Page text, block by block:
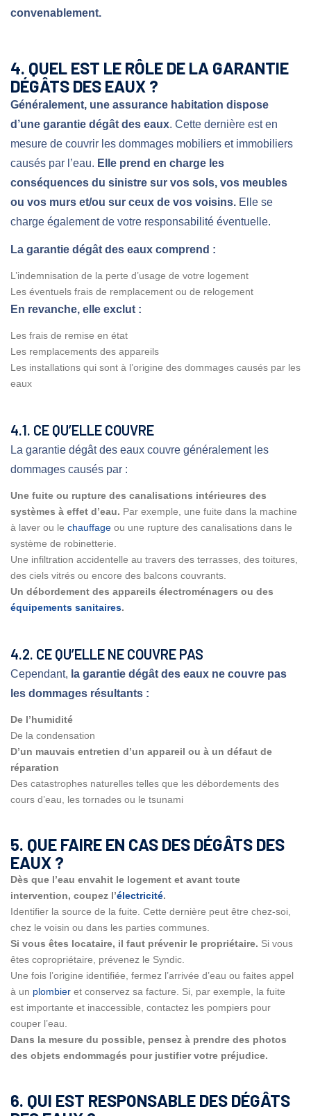
convenablement.
4. QUEL EST LE RÔLE DE LA GARANTIE
DÉGÂTS DES EAUX ?
Généralement, une assurance habitation dispose
d’une garantie dégât des eaux. Cette dernière est en
mesure de couvrir les dommages mobiliers et immobiliers
causés par l’eau. Elle prend en charge les
conséquences du sinistre sur vos sols, vos meubles
ou vos murs et/ou sur ceux de vos voisins. Elle se
charge également de votre responsabilité éventuelle.
La garantie dégât des eaux comprend :
L’indemnisation de la perte d’usage de votre logement
Les éventuels frais de remplacement ou de relogement
En revanche, elle exclut :
Les frais de remise en état
Les remplacements des appareils
Les installations qui sont à l’origine des dommages causés par les
eaux
4.1. CE QU’ELLE COUVRE
La garantie dégât des eaux couvre généralement les
dommages causés par :
Une fuite ou rupture des canalisations intérieures des
systèmes à effet d’eau. Par exemple, une fuite dans la machine
à laver ou le chauffage ou une rupture des canalisations dans le
système de robinetterie.
Une infiltration accidentelle au travers des terrasses, des toitures,
des ciels vitrés ou encore des balcons couvrants.
Un débordement des appareils électroménagers ou des
équipements sanitaires.
4.2. CE QU’ELLE NE COUVRE PAS
Cependant, la garantie dégât des eaux ne couvre pas
les dommages résultants :
De l’humidité
De la condensation
D’un mauvais entretien d’un appareil ou à un défaut de
réparation
Des catastrophes naturelles telles que les débordements des
cours d’eau, les tornades ou le tsunami
5. QUE FAIRE EN CAS DES DÉGÂTS DES
EAUX ?
Dès que l’eau envahit le logement et avant toute
intervention, coupez l’électricité.
Identifier la source de la fuite. Cette dernière peut être chez-soi,
chez le voisin ou dans les parties communes.
Si vous êtes locataire, il faut prévenir le propriétaire. Si vous
êtes copropriétaire, prévenez le Syndic.
Une fois l’origine identifiée, fermez l’arrivée d’eau ou faites appel
à un plombier et conservez sa facture. Si, par exemple, la fuite
est importante et inaccessible, contactez les pompiers pour
couper l’eau.
Dans la mesure du possible, pensez à prendre des photos
des objets endommagés pour justifier votre préjudice.
6. QUI EST RESPONSABLE DES DÉGÂTS